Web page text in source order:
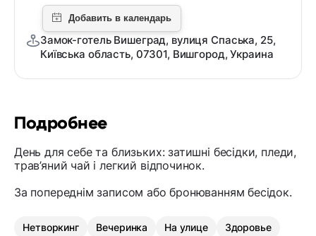
Подробнее
День для себе та близьких: затишні бесідки, пледи,
трав’яний чай і легкий відпочинок.
За попереднім записом або бронюванням бесідок.
Нетворкинг Вечеринка На улице Здоровье
Замок-готель Вишеград, вулиця Спаська, 25,
Київська область, 07301, Вишгород, Украина